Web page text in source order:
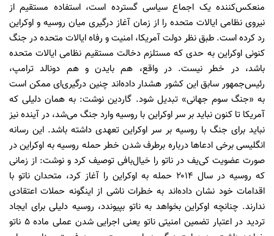
منعکس‌کننده یک اجماع سیاسی گسترده است، استفاده مستقیم از
نیروی نظامی ایالات متحده را از زمان آغاز درگیری میان روسیه و اوکراین
رد کرده است. طبق نظر دولت آمریکا، امنیت و رفاه ایالات متحده در جنگ
کنونی اوکراین به حدی که مستلزم دخالت مستقیم نظامی ایالات متحده
باشد، ‌در خطر نیست. در واقع، هم بایدن و هم دونالد ترامپ،
رئیس‌جمهور سابق این کشور هشدار داده‌اند چنین درگیری‌ای ممکن است
به «جنگ سوم جهانی» تبدیل شود. گاردین نوشت: به همان دلیلی که
آمریکا تا کنون نباید بر سر اوکراین با روسیه وارد جنگ می‌شد، در آینده نیز
نباید برای جنگ با روسیه بر سر اوکراین تعهدی داشته باشد. این رسانه
انگلیسی برخی ادعاها درباره برطرف شدن خطر حمله روسیه به اوکراین در
صورت عضویت کی‌یف در ناتو را خیال‌بافی توصیف کرد و نوشت: از زمانی
که روسیه در سال ۲۰۱۴ حمله به اوکراین را آغاز کرد، متحدان ناتو با
اقدامات خود نشان داده‌اند به خطرات ناشی از اینگونه حملات ‌اعتقادی
ندارند. چنانچه اوکراین بخواهد به ناتو بپیوندد، روسیه دلیلی برای ایجاد
تردید در اعتبار تضمین امنیتی ناتو یعنی اجرایی شدن عملی ماده ۵ ناتو